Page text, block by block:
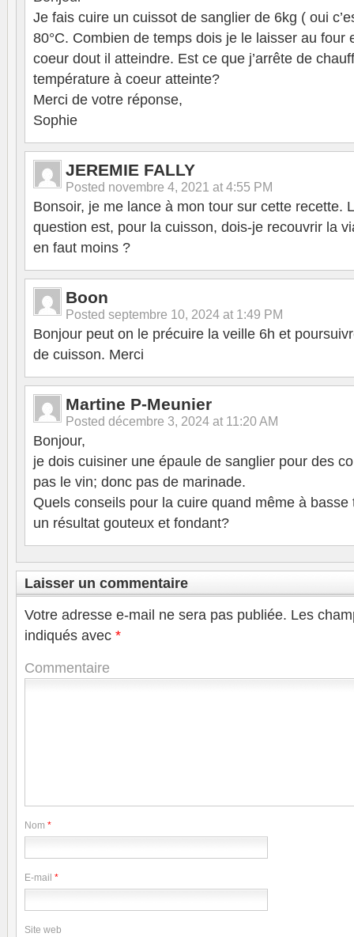
Je fais cuire un cuissot de sanglier de 6kg ( oui
80°C. Combien de temps dois je le laisser au four
coeur dout il atteindre. Est ce que j’arrête de
température à coeur atteinte?
Merci de votre réponse,
Sophie
JEREMIE FALLY
Posted novembre 4, 2021 at 4:55 PM
Bonsoir, je me lance à mon tour sur cette recette.
question est, pour la cuisson, dois-je recouvrir la
en faut moins ?
Boon
Posted septembre 10, 2024 at 1:49 PM
Bonjour peut on le précuire la veille 6h et
de cuisson. Merci
Martine P-Meunier
Posted décembre 3, 2024 at 11:20 AM
Bonjour,
je dois cuisiner une épaule de sanglier pour des
pas le vin; donc pas de marinade.
Quels conseils pour la cuire quand même à basse
un résultat gouteux et fondant?
Laisser un commentaire
Votre adresse e-mail ne sera pas publiée. Les
indiqués avec *
Commentaire
Nom *
E-mail *
Site web